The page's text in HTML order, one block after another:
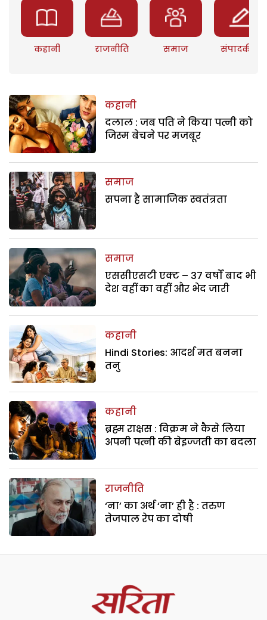
कहानी राजनीति समाज संपादकीय
कहानी
दलाल : जब पति ने किया पत्नी को
जिस्म बेचने पर मजबूर
समाज
सपना है सामाजिक स्वतंत्रता
समाज
एससीएसटी एक्ट – 37 वर्षों बाद भी
देश वहीं का वहीं और भेद जारी
कहानी
Hindi Stories: आदर्श मत बनना
तनु
कहानी
ब्रह्म राक्षस : विक्रम ने कैसे लिया
अपनी पत्नी की बेइज्जती का बदला
राजनीति
‘ना’ का अर्थ ‘ना’ ही है : तरुण
तेजपाल रेप का दोषी